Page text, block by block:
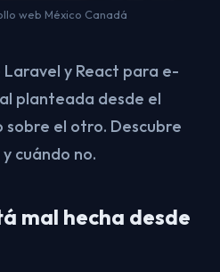
web México Canadá
y React para e-
planteada desde el
sobre el otro. Descubre
cuándo no.
mal hecha desde